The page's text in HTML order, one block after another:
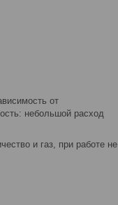
от
небольшой расход
и газ, при работе не